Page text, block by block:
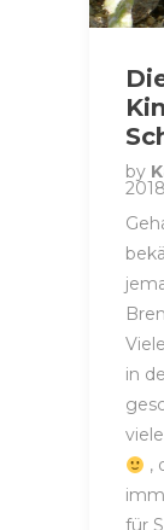
by
2018
in
,
für